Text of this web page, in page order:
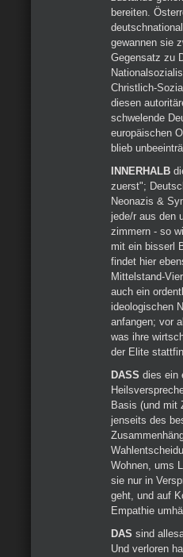
bereiten.
gewannen sie
Gegensatz zu
Christlich-
diesen
schwelende
europäischen
blieb
INNERHALB
zuerst";
Neonazis &
jede/r aus den
zimmern - so
mit ein bisserl
findet hier
Mittelstand-
auch ein
ideologischen
anfangen; vor
was ihre
der Elite
DASS dies ein
Basis (und mit
jenseits des
Wohnen, ums
sie nur in
geht, und auf
Empathie
DAS sind
Und verloren